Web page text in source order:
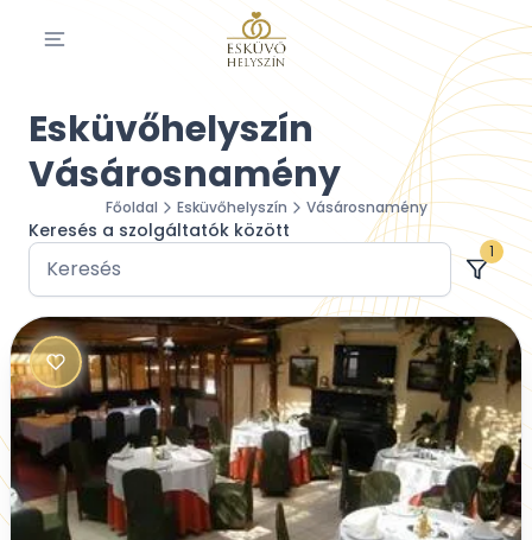
Esküvőhelyszín
Vásárosnamény
Főoldal Esküvőhelyszín Vásárosnamény
Keresés a szolgáltatók között
1